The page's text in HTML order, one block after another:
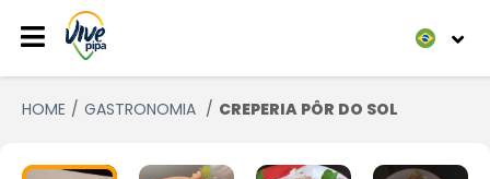
HOME GASTRONOMIA CREPERIA PÔR DO SOL